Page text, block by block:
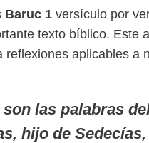
Baruc 1 versículo por
texto bíblico. Este
reflexiones aplicables a
son las palabras
hijo de